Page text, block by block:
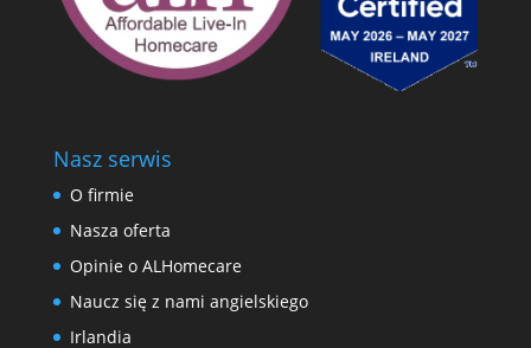
Nasz serwis
O firmie
Nasza oferta
Opinie o ALHomecare
Naucz się z nami angielskiego
Irlandia